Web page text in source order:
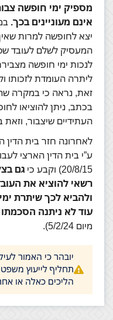
מספיק ימי חופשה
אינם מעוניינים בכך.
יצא לחופשה למרות
המעסיק לשלם לעובד
לנכות ימי חופשה
ליתרה העומדת לזכותו
זאת, נראה כי במקרה
בכתב, ניתן להוציאו
העתידיים שיצבור,
לאחרונה חזר בית הדין
20/8/15) וקבע כי גם
רשאי להוציא את
ולהביא לכך שיתרת
עוד לא ניתנה
מיום 5/2/24).
יובהר כי האמור
תחליף לייעוץ
הליכים כאלה או